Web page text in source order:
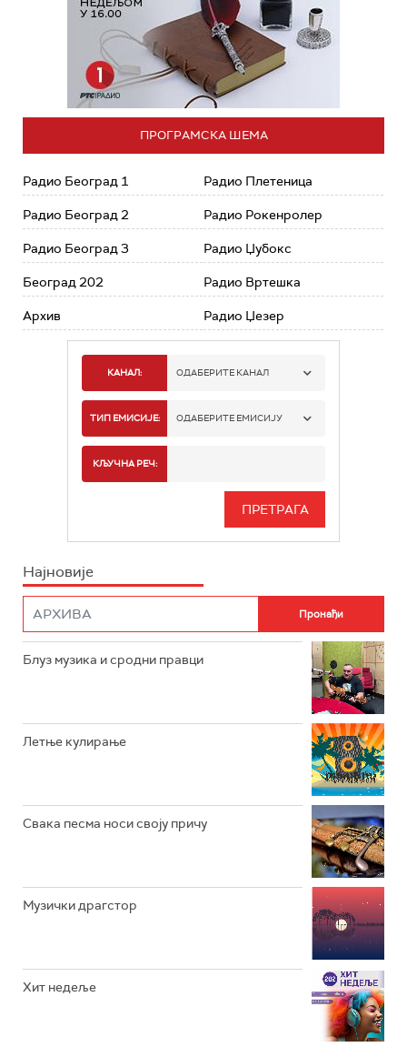
ПРОГРАМСКА ШЕМА
Радио Београд 1
Радио Београд 2
Радио Београд 3
Београд 202
Архив
Радио Плетеница
Радио Рокенролер
Радио Џубокс
Радио Вртешка
Радио Џезер
КАНАЛ: ОДАБЕРИТЕ КАНАЛ
РАДИО БЕОГРАД 1
РАДИО БЕОГРАД 3
РАДИО РОКЕНРОЛЕР
РАДИО ЏЕЗЕР
ТИП ЕМИСИЈЕ: ОДАБЕРИТЕ ЕМИСИЈУ
ИНФО
КЉУЧНА РЕЧ:
Најновије
Блуз музика и сродни правци
Летње кулирање
Свака песма носи своју причу
Музички драгстор
Хит недеље